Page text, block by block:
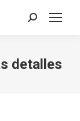
Search:
detalles